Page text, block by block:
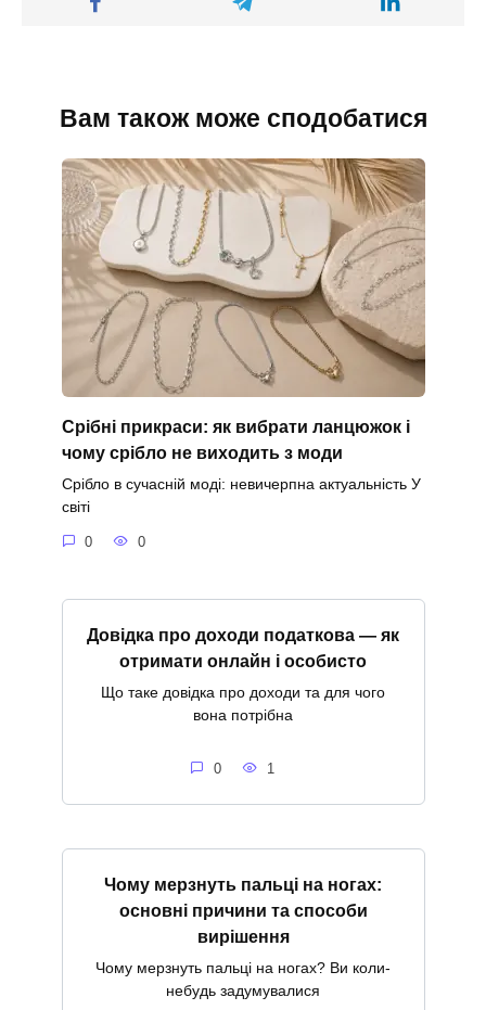
Вам також може сподобатися
Срібні прикраси: як вибрати ланцюжок і
чому срібло не виходить з моди
Срібло в сучасній моді: невичерпна актуальність У
світі
0 0
Довідка про доходи податкова — як
отримати онлайн і особисто
Що таке довідка про доходи та для чого
вона потрібна
0 1
Чому мерзнуть пальці на ногах:
основні причини та способи
вирішення
Чому мерзнуть пальці на ногах? Ви коли-
небудь задумувалися